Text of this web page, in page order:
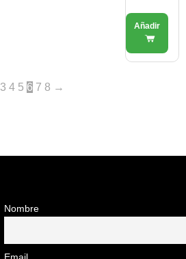
3 4 5 6 7 8 →
Nombre